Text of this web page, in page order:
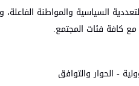
السياسية والمواطنة الفاعلة،
مع كافة فئات المجتمع.
- الحوار والتوافق